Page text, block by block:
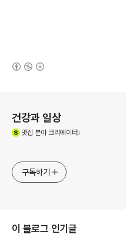
건강과 일상
맛집 분야 크리에이터
구독하기
이 블로그 인기글